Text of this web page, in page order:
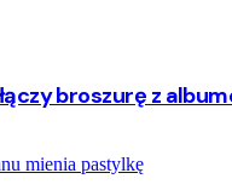
broszurę z